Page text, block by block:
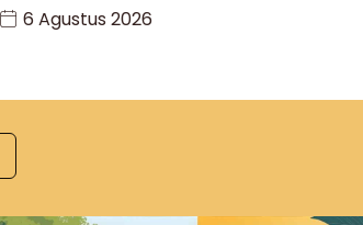
6 Agustus 2026